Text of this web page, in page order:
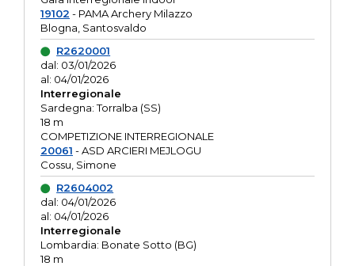
19102 - PAMA Archery Milazzo
Blogna, Santosvaldo
R2620001
dal: 03/01/2026
al: 04/01/2026
Interregionale
Sardegna: Torralba (SS)
18 m
COMPETIZIONE INTERREGIONALE
20061 - ASD ARCIERI MEJLOGU
Cossu, Simone
R2604002
dal: 04/01/2026
al: 04/01/2026
Interregionale
Lombardia: Bonate Sotto (BG)
18 m